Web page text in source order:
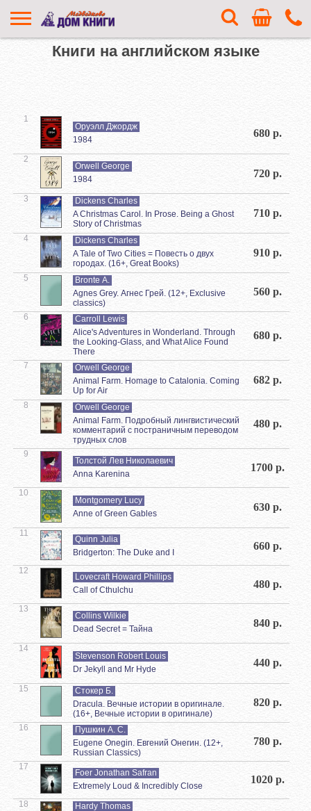
Книги на английском языке
1
Оруэлл Джордж
1984
680 р.
2
Orwell George
1984
720 р.
3
Dickens Charles
A Christmas Carol. In Prose. Being a Ghost
Story of Christmas
710 р.
4
Dickens Charles
A Tale of Two Cities = Повесть о двух
городах. (16+, Great Books)
910 р.
5
Brontе A.
Agnes Grey. Агнес Грей. (12+, Exclusive
classics)
560 р.
6
Carroll Lewis
Alice's Adventures in Wonderland. Through
the Looking-Glass, and What Alice Found
There
680 р.
7
Orwell George
Animal Farm. Homage to Catalonia. Coming
Up for Air
682 р.
8
Orwell George
Animal Farm. Подробный лингвистический
комментарий с постраничным переводом
трудных слов
480 р.
9
Толстой Лев Николаевич
Anna Karenina
1700 р.
10
Montgomery Lucy
Anne of Green Gables
630 р.
11
Quinn Julia
Bridgerton: The Duke and I
660 р.
12
Lovecraft Howard Phillips
Call of Cthulchu
480 р.
13
Collins Wilkie
Dead Secret = Тайна
840 р.
14
Stevenson Robert Louis
Dr Jekyll and Mr Hyde
440 р.
15
Стокер Б.
Dracula. Вечные истории в оригинале.
(16+, Вечные истории в оригинале)
820 р.
16
Пушкин А. С.
Eugene Onegin. Евгений Онегин. (12+,
Russian Classics)
780 р.
17
Foer Jonathan Safran
Extremely Loud & Incredibly Close
1020 р.
18
Hardy Thomas